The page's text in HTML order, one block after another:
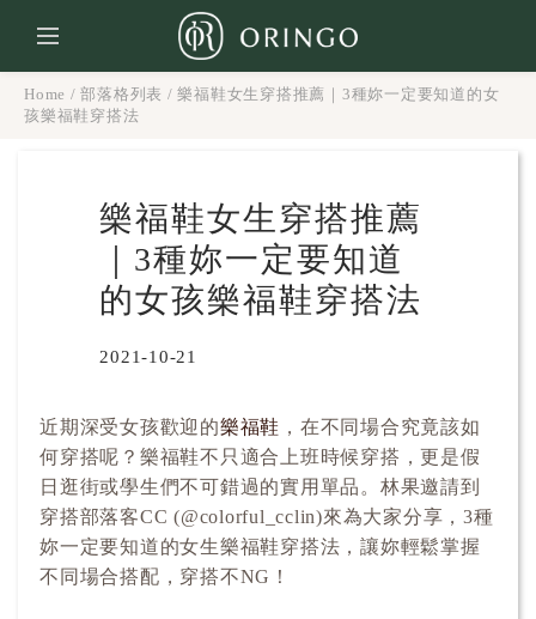
Home /部落格列表 /樂福鞋女生穿搭推薦｜3種妳一定要知道的女
孩樂福鞋穿搭法
樂福鞋女生穿搭推薦
｜3種妳一定要知道
的女孩樂福鞋穿搭法
2021-10-21
近期深受女孩歡迎的樂福鞋 ，在不同場合究竟該如
何穿搭呢？樂福鞋不只適合上班時候穿搭，更是假
日逛街或學生們不可錯過的實用單品。林果邀請到
穿搭部落客CC (@colorful_cclin)來為大家分享，3種
妳一定要知道的女生樂福鞋穿搭法，讓妳輕鬆掌握
不同場合搭配，穿搭不NG！